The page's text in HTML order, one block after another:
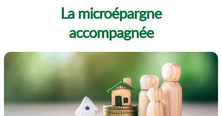
La microépargne
accompagnée